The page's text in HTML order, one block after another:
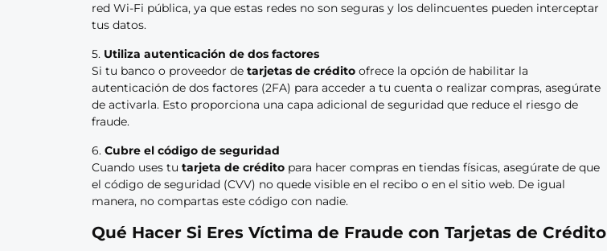
red Wi-Fi pública, ya que estas redes no son seguras y los delincuentes pueden interceptar
tus datos.
5. Utiliza autenticación de dos factores
Si tu banco o proveedor de tarjetas de crédito ofrece la opción de habilitar la
autenticación de dos factores (2FA) para acceder a tu cuenta o realizar compras, asegúrate
de activarla. Esto proporciona una capa adicional de seguridad que reduce el riesgo de
fraude.
6. Cubre el código de seguridad
Cuando uses tu tarjeta de crédito para hacer compras en tiendas físicas, asegúrate de que
el código de seguridad (CVV) no quede visible en el recibo o en el sitio web. De igual
manera, no compartas este código con nadie.
Qué Hacer Si Eres Víctima de Fraude con Tarjetas de Crédito